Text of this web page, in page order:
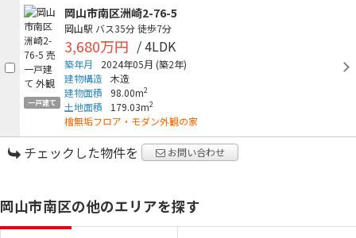
一戸建て
岡山市南区洲崎2-76-5
岡山駅 バス35分徒歩7分
3,680万円 / 4LDK
築年月 2024年05月 (築2年)
建物構造 木造
建物面積
98.00m2
土地面積 179.03m2
檜無垢フロア・モダン外観の家
チェックした物件を お問い合わせ
岡山市南区の他のエリアを探す